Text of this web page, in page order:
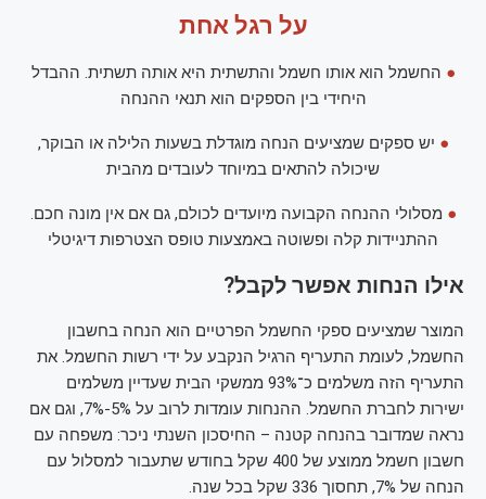
על רגל אחת
● החשמל הוא אותו חשמל והתשתית היא אותה תשתית. ההבדל
היחידי בין הספקים הוא תנאי ההנחה
● יש ספקים שמציעים הנחה מוגדלת בשעות הלילה או הבוקר,
שיכולה להתאים במיוחד לעובדים מהבית
● מסלולי ההנחה הקבועה מיועדים לכולם, גם אם אין מונה חכם.
ההתניידות קלה ופשוטה באמצעות טופס הצטרפות דיגיטלי
אילו הנחות אפשר לקבל?
המוצר שמציעים ספקי החשמל הפרטיים הוא הנחה בחשבון
החשמל, לעומת התעריף הרגיל הנקבע על ידי רשות החשמל. את
התעריף הזה משלמים כ־93% ממשקי הבית שעדיין משלמים
ישירות לחברת החשמל. ההנחות עומדות לרוב על 5%-7%, וגם אם
נראה שמדובר בהנחה קטנה – החיסכון השנתי ניכר: משפחה עם
חשבון חשמל ממוצע של 400 שקל בחודש שתעבור למסלול עם
הנחה של 7%, תחסוך 336 שקל בכל שנה.